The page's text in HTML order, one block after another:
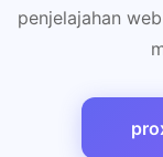
penjelajahan